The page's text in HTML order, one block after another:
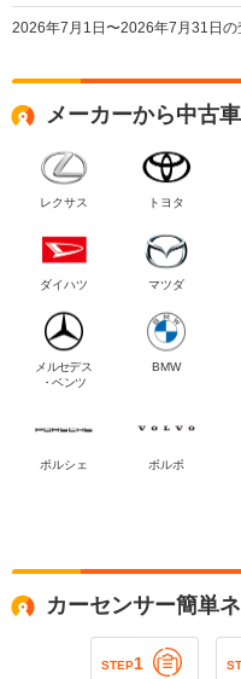
2026年7月1日〜2026年7月31日の
メーカーから中古
レクサス トヨタ
ダイハツ マツダ
メルセデス
・ベンツ
BMW
ポルシェ ボルボ
カーセンサー簡単
STEP1